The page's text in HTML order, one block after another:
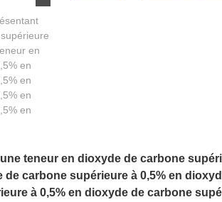
en
en
en
en
en
teneur en dioxyde de carbone
carbone supérieure à 0,5% en
à 0,5% en dioxyde de carbone